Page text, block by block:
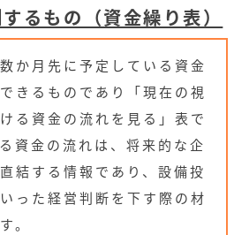
るもの（資金繰り表）
か月先に予定している資金
きるものであり「現在の視
る資金の流れを見る」表で
資金の流れは、将来的な企
結する情報であり、設備投
った経営判断を下す際の材
。